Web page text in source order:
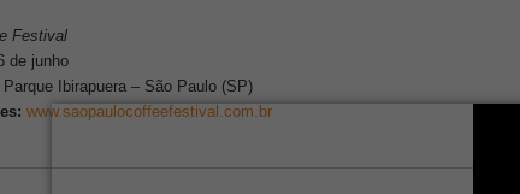
Festival
de junho
Parque Ibirapuera – São Paulo (SP)
www.saopaulocoffeefestival.com.br